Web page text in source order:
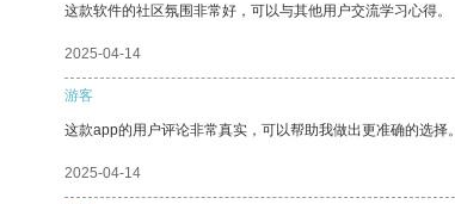
这款软件的社区氛围非常好，可以与其他用户交流学习心得。
2025-04-14
游客
这款app的用户评论非常真实，可以帮助我做出更准确的选择。
2025-04-14